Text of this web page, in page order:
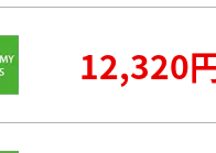
12,320